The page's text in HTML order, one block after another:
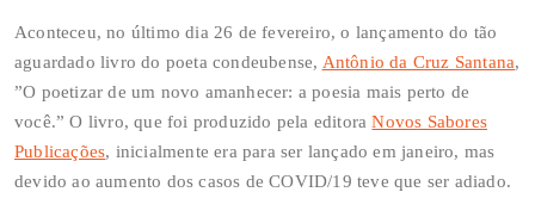
Aconteceu, no último dia 26 de fevereiro, o lançamento do tão
aguardado livro do poeta condeubense, Antônio da Cruz Santana,
”O poetizar de um novo amanhecer: a poesia mais perto de
você.” O livro, que foi produzido pela editoraNovos Sabores
Publicações, inicialmente era para ser lançado em janeiro, mas
devido ao aumento dos casos de COVID/19 teve que ser adiado.